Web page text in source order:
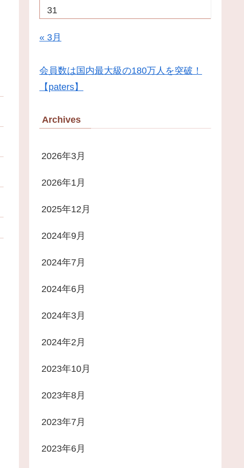
31
« 3月
会員数は国内最大級の180万人を突破！
【paters】
Archives
2026年3月
2026年1月
2025年12月
2024年9月
2024年7月
2024年6月
2024年3月
2024年2月
2023年10月
2023年8月
2023年7月
2023年6月